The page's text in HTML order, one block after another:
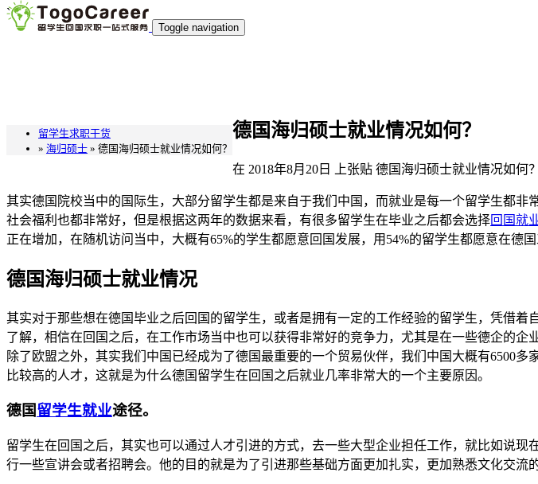
`
Toggle navigation
留学生求职干货
» 海归硕士 » 德国海归硕士就业情况如何？
德国海归硕士就业情况如何？
在 2018年8月20日 上张贴 德国海归硕士就业情况如何？
其实德国院校当中的国际生，大部分留学生都是来自于我们中国，而就业是每一个留学生都
社会福利也都非常好，但是根据这两年的数据来看，有很多留学生在毕业之后都会选择回国就
正在增加，在随机访问当中，大概有65%的学生都愿意回国发展，用54%的留学生都愿意在德
德国海归硕士就业情况
其实对于那些想在德国毕业之后回国的留学生，或者是拥有一定的工作经验的留学生，凭借
了解，相信在回国之后，在工作市场当中也可以获得非常好的竞争力，尤其是在一些德企的
除了欧盟之外，其实我们中国已经成为了德国最重要的一个贸易伙伴，我们中国大概有6500
比较高的人才，这就是为什么德国留学生在回国之后就业几率非常大的一个主要原因。
德国留学生就业途径。
留学生在回国之后，其实也可以通过人才引进的方式，去一些大型企业担任工作，就比如说
行一些宣讲会或者招聘会。他的目的就是为了引进那些基础方面更加扎实，更加熟悉文化交